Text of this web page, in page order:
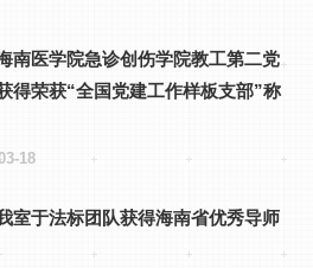
南医学院急诊创伤学院教工第二党
得荣获“全国党建工作样板支部”称
18
室于法标团队获得海南省优秀导师